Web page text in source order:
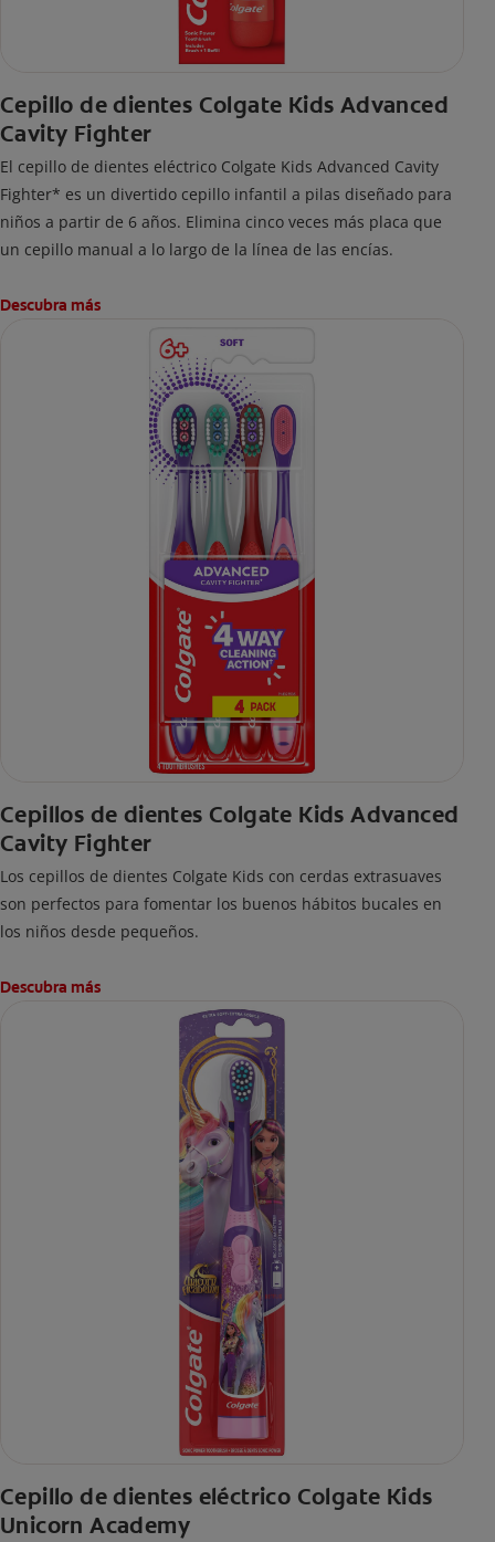
Cepillo de dientes Colgate Kids Advanced
Cavity Fighter
El cepillo de dientes eléctrico Colgate Kids Advanced Cavity
Fighter* es un divertido cepillo infantil a pilas diseñado para
niños a partir de 6 años. Elimina cinco veces más placa que
un cepillo manual a lo largo de la línea de las encías.
Descubra más
Cepillos de dientes Colgate Kids Advanced
Cavity Fighter
Los cepillos de dientes Colgate Kids con cerdas extrasuaves
son perfectos para fomentar los buenos hábitos bucales en
los niños desde pequeños.
Descubra más
Cepillo de dientes eléctrico Colgate Kids
Unicorn Academy